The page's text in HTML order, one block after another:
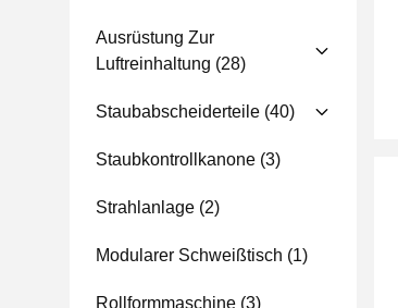
Ausrüstung Zur
Luftreinhaltung (28)
Staubabscheiderteile (40)
Staubkontrollkanone (3)
Strahlanlage (2)
Modularer Schweißtisch (1)
Rollformmaschine (3)